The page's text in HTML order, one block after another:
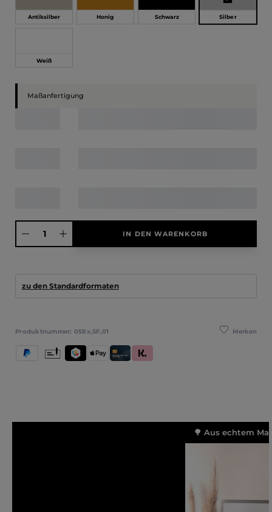
Antiksilber Honig Schwarz Silber
Weiß
Maßanfertigung
IN DEN WARENKORB
zu den Standardformaten
Merken
Produktnummer: 058x,SF,01
TWINT
PayPal Apple PayKredit- und Debitkarte
Klarna (Rechnung / Ratenkauf / Sofort)
Vorkasse
🌳 Aus echtem